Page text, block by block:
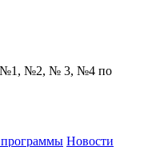
№1, №2, № 3, №4 по
Новости